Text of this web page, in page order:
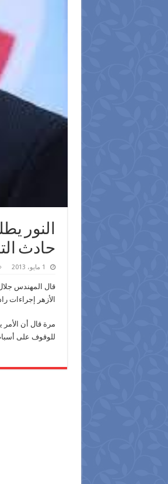
النور
حادث
1 مايو، 2013
قال المهندس
الأزهر إجراءات
مرة قال أن
للوقوف على